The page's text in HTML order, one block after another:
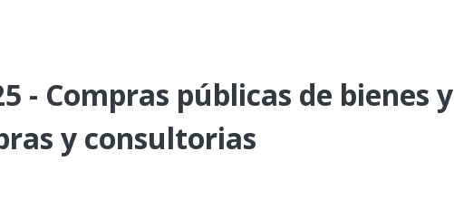
- Compras públicas de bienes y
y consultorias